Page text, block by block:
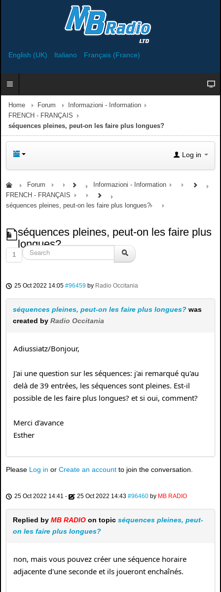
English (UK) Italiano Français (France)
Home Forum
Informazioni - Information
FRENCH - FRANÇAIS
séquences pleines, peut-on les faire plus longues?
Log in
Forum
Informazioni - Information
FRENCH - FRANÇAIS
séquences pleines, peut-on les faire plus longues?
séquences pleines, peut-on les faire plus
longues?
1
25 Oct 2022 14:05 #96459 by Radio Occitania
séquences pleines, peut-on les faire plus longues? was
created by Radio Occitania
Adiussiatz/Bonjour,
J'ai une question sur les séquences: j'ai remarqué qu'au
delà de 39 entrées, les séquences sont pleines. Est-il
possible de les faire plus longues? et si oui, comment?
Merci d'avance
Esther
Please Log in or Create an account to join the conversation.
25 Oct 2022 14:41 - 25 Oct 2022 14:43 #96460 by MB RADIO
Replied by MB RADIO on topic séquences pleines, peut-
on les faire plus longues?
non, mais vous pouvez créer une séquence horaire
adjacente d'une seconde et ils joueront enchaînés.